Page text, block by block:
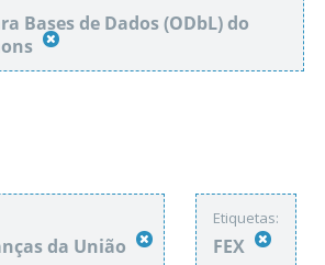
Bases de Dados (ODbL) do
da União
Etiquetas:
FEX